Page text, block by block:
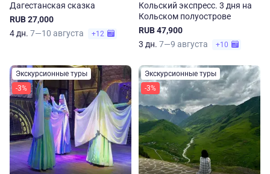
Дагестанская сказка
RUB 27,000
4 дн. 7—10 августа +12
Кольский экспресс. 3 дня на
Кольском полуострове
RUB 47,900
3 дн. 7—9 августа +10
Экскурсионные туры
-3%
Экскурсионные туры
-3%